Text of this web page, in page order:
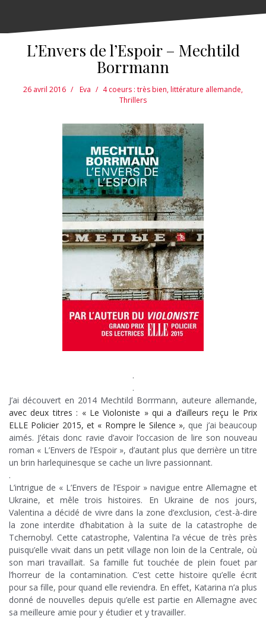
L’Envers de l’Espoir – Mechtild
Borrmann
26 avril 2016 Eva 4 coeurs : très bien,littérature allemande,
Thrillers
.
.
J’ai découvert en 2014 Mechtild Borrmann, auteure allemande,
avec deux titres : « Le Violoniste » qui a d’ailleurs reçu le Prix
ELLE Policier 2015, et « Rompre le Silence », que j’ai beaucoup
aimés. J’étais donc ravie d’avoir l’occasion de lire son nouveau
roman « L’Envers de l’Espoir », d’autant plus que derrière un titre
un brin harlequinesque se cache un livre passionnant.
.
L’intrigue de « L’Envers de l’Espoir » navigue entre Allemagne et
Ukraine, et mêle trois histoires. En Ukraine de nos jours,
Valentina a décidé de vivre dans la zone d’exclusion, c’est-à-dire
la zone interdite d’habitation à la suite de la catastrophe de
Tchernobyl. Cette catastrophe, Valentina l’a vécue de très près
puisqu’elle vivait dans un petit village non loin de la Centrale, où
son mari travaillait. Sa famille fut touchée de plein fouet par
l’horreur de la contamination. C’est cette histoire qu’elle écrit
pour sa fille, pour quand elle reviendra. En effet, Katarina n’a plus
donné de nouvelles depuis qu’elle est partie en Allemagne avec
sa meilleure amie pour y étudier et y travailler.